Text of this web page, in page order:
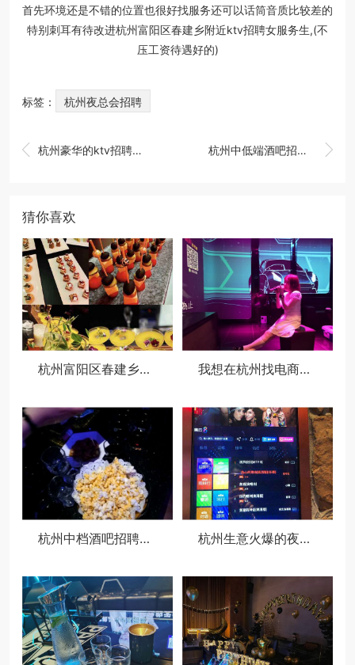
首先环境还是不错的位置也很好找服务还可以话筒音质比较差的
特别刺耳有待改进杭州富阳区春建乡附近ktv招聘女服务生,(不
压工资待遇好的)
标签： 杭州夜总会招聘
 杭州豪华的ktv招聘包厢管家,跟领队还是直招 
杭州中低端酒吧招聘点歌公主,薪资待遇包括基本工资外还有其他福利吗？
猜你喜欢
杭州富阳区春建乡附近酒吧招聘商务接待,领队直招没套路的 我想在杭州找电商运营类的工作
杭州中档酒吧招聘包厢陪唱,夜场如何吸引客人选你？ 杭州生意火爆的夜场ktv招聘模特佳丽,招聘电话多少